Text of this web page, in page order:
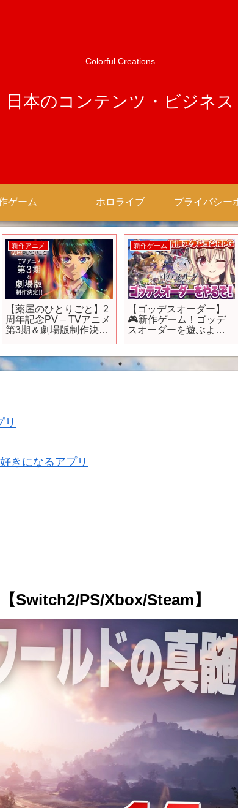
Colorful Creations
日本のコンテンツ・ビジネス
ゲーム ホロライブ
新作アニメ
【薬屋のひとりごと】2
周年記念PV – TVアニメ
第3期＆劇場版制作決
新作ゲーム
【ゴッデスオーダー】
🎮新作ゲーム！ゴッデ
スオーダーを遊ぶよ
きになるアプリ
Switch2/PS/Xbox/Steam】